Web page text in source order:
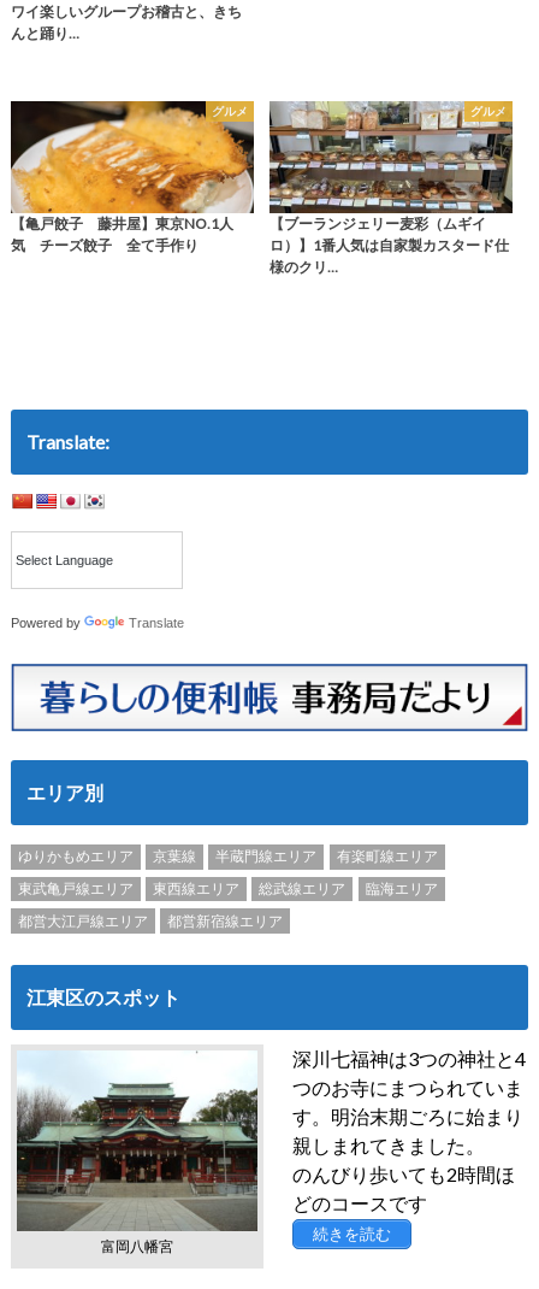
ワイ楽しいグループお稽古と、きち
んと踊り…
グルメ
【亀戸餃子 藤井屋】東京NO.1人
気 チーズ餃子 全て手作り
グルメ
【ブーランジェリー麦彩（ムギイ
ロ）】1番人気は自家製カスタード仕
様のクリ…
Translate:
Powered by Translate
エリア別
ゆりかもめエリア 京葉線 半蔵門線エリア
有楽町線エリア
東武亀戸線エリア
東西線エリア 総武線エリア
臨海エリア
都営大江戸線エリア
都営新宿線エリア
江東区のスポット
富岡八幡宮
深川七福神は3つの神社と4
つのお寺にまつられていま
す。明治末期ごろに始まり
親しまれてきました。
のんびり歩いても2時間ほ
どのコースです
続きを読む